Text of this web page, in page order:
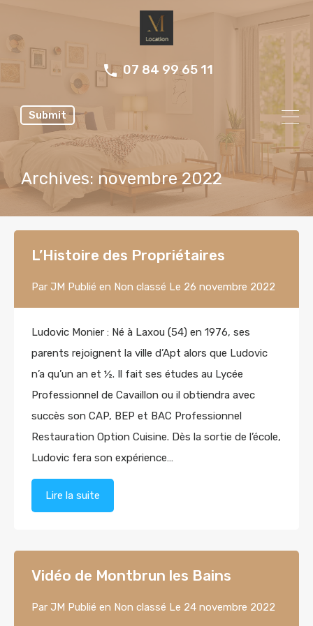
07 84 99 65 11
Submit
Archives: novembre 2022
L’Histoire des Propriétaires
Par JM Publié en Non classé Le 26 novembre 2022
Ludovic Monier : Né à Laxou (54) en 1976, ses
parents rejoignent la ville d’Apt alors que Ludovic
n’a qu’un an et ½. Il fait ses études au Lycée
Professionnel de Cavaillon ou il obtiendra avec
succès son CAP, BEP et BAC Professionnel
Restauration Option Cuisine. Dès la sortie de l’école,
Ludovic fera son expérience…
Lire la suite
Vidéo de Montbrun les Bains
Par JM Publié en Non classé Le 24 novembre 2022